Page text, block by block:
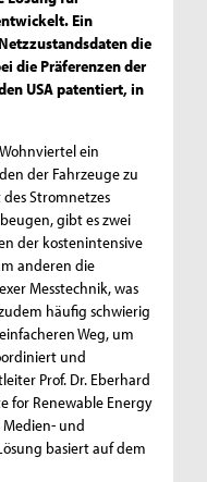
Ein
die
die Präferenzen der
USA patentiert, in
ein
der Fahrzeuge zu
Stromnetzes
gibt es zwei
der kostenintensive
anderen die
Messtechnik, was
häufig schwierig
Weg, um
und
Prof. Dr. Eberhard
for Renewable Energy
Medien- und
basiert auf dem